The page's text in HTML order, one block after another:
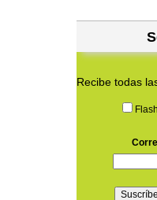
Recibe todas